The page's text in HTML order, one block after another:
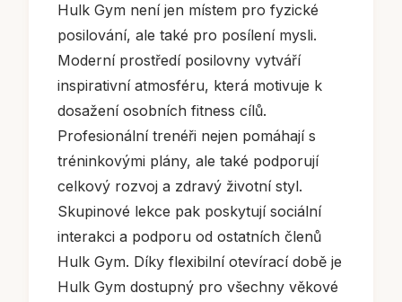
Hulk Gym není jen místem pro fyzické
posilování, ale také pro posílení mysli.
Moderní prostředí posilovny vytváří
inspirativní atmosféru, která motivuje k
dosažení osobních fitness cílů.
Profesionální trenéři nejen pomáhají s
tréninkovými plány, ale také podporují
celkový rozvoj a zdravý životní styl.
Skupinové lekce pak poskytují sociální
interakci a podporu od ostatních členů
Hulk Gym. Díky flexibilní otevírací době je
Hulk Gym dostupný pro všechny věkové